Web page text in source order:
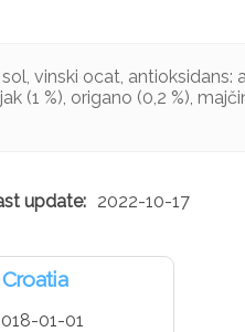
vinski ocat, antioksidans:
(1 %), origano (0,2 %),
2022-10-17
01-01